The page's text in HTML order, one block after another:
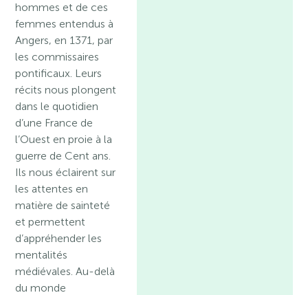
hommes et de ces
femmes entendus à
Angers, en 1371, par
les commissaires
pontificaux. Leurs
récits nous plongent
dans le quotidien
d’une France de
l’Ouest en proie à la
guerre de Cent ans.
Ils nous éclairent sur
les attentes en
matière de sainteté
et permettent
d’appréhender les
mentalités
médiévales. Au-delà
du monde